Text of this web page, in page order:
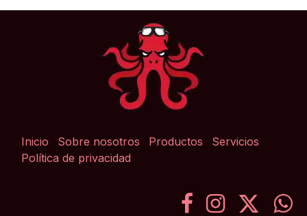
Inicio Sobre nosotros Productos
Servicios
Política de privacidad